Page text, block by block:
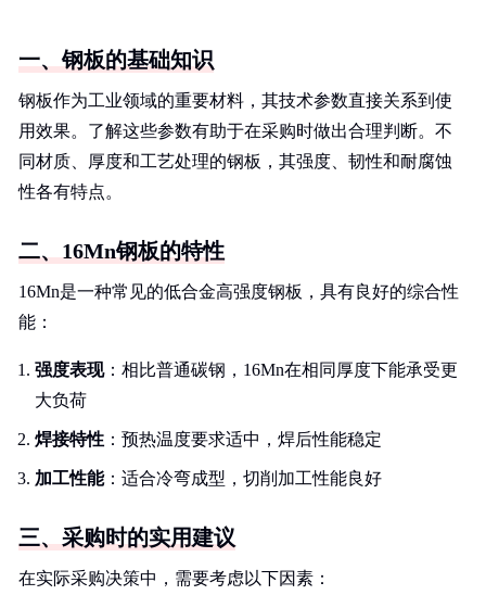
一、钢板的基础知识
钢板作为工业领域的重要材料，其技术参数直接关系到使
用效果。了解这些参数有助于在采购时做出合理判断。不
同材质、厚度和工艺处理的钢板，其强度、韧性和耐腐蚀
性各有特点。
二、16Mn钢板的特性
16Mn是一种常见的低合金高强度钢板，具有良好的综合性
能：
强度表现：相比普通碳钢，16Mn在相同厚度下能承受更
大负荷
焊接特性 ：预热温度要求适中，焊后性能稳定
加工性能：适合冷弯成型，切削加工性能良好
三、采购时的实用建议
在实际采购决策中，需要考虑以下因素：